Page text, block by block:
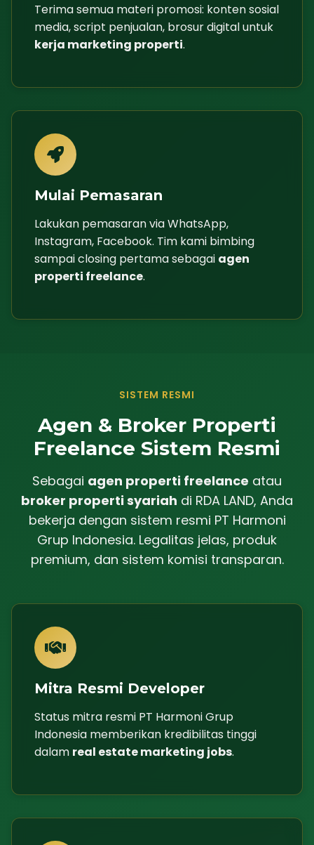
Terima semua materi promosi: konten sosial
media, script penjualan, brosur digital untuk
kerja marketing properti.
Mulai Pemasaran
Lakukan pemasaran via WhatsApp,
Instagram, Facebook. Tim kami bimbing
sampai closing pertama sebagai agen
properti freelance.
SISTEM RESMI
Agen & Broker Properti
Freelance Sistem Resmi
Sebagai agen properti freelance atau
broker properti syariah di RDA LAND, Anda
bekerja dengan sistem resmi PT Harmoni
Grup Indonesia. Legalitas jelas, produk
premium, dan sistem komisi transparan.
Mitra Resmi Developer
Status mitra resmi PT Harmoni Grup
Indonesia memberikan kredibilitas tinggi
dalam real estate marketing jobs.